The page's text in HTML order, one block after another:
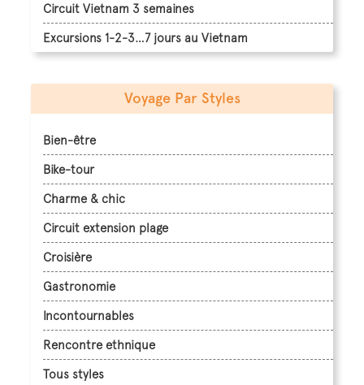
Circuit Vietnam 3 semaines
Excursions 1-2-3…7 jours au Vietnam
Voyage Par Styles
Bien-être
Bike-tour
Charme & chic
Circuit extension plage
Croisière
Gastronomie
Incontournables
Rencontre ethnique
Tous styles